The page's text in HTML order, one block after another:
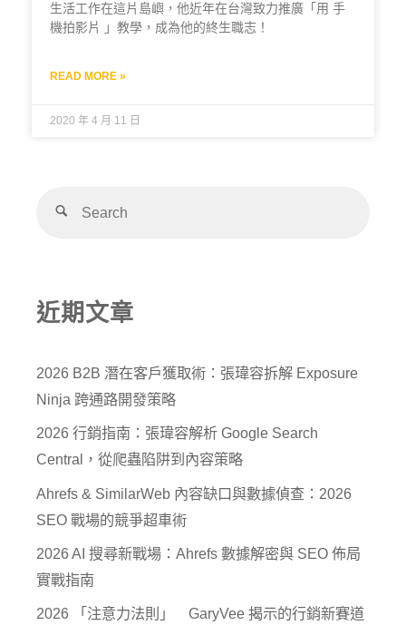
生活工作在這片島嶼，他近年在台灣致力推廣「用 手
機拍影片 」教學，成為他的終生職志！
READ MORE »
2020 年 4 月 11 日
近期文章
2026 B2B 潛在客戶獲取術：張瑋容拆解 Exposure
Ninja 跨通路開發策略
2026 行銷指南：張瑋容解析 Google Search
Central，從爬蟲陷阱到內容策略
Ahrefs & SimilarWeb 內容缺口與數據偵查：2026
SEO 戰場的競爭超車術
2026 AI 搜尋新戰場：Ahrefs 數據解密與 SEO 佈局
實戰指南
2026 「注意力法則」 GaryVee 揭示的行銷新賽道